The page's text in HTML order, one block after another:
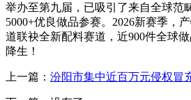
举办至第九届，已吸引了来自全球范
5000+优良做品参赛。2026新赛季，
道联袂全新配料赛道，近900件全球
降生！
上一篇： 汾阳市集中近百万元侵权冒